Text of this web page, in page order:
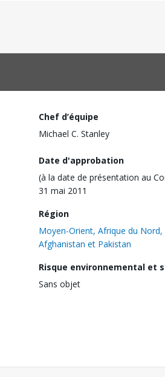
Chef d’équipe
Michael C. Stanley
Date d'approbation
(à la date de présentation au
31 mai 2011
Région
Moyen-Orient, Afrique du Nord,
Afghanistan et Pakistan
Risque environnemental et
Sans objet